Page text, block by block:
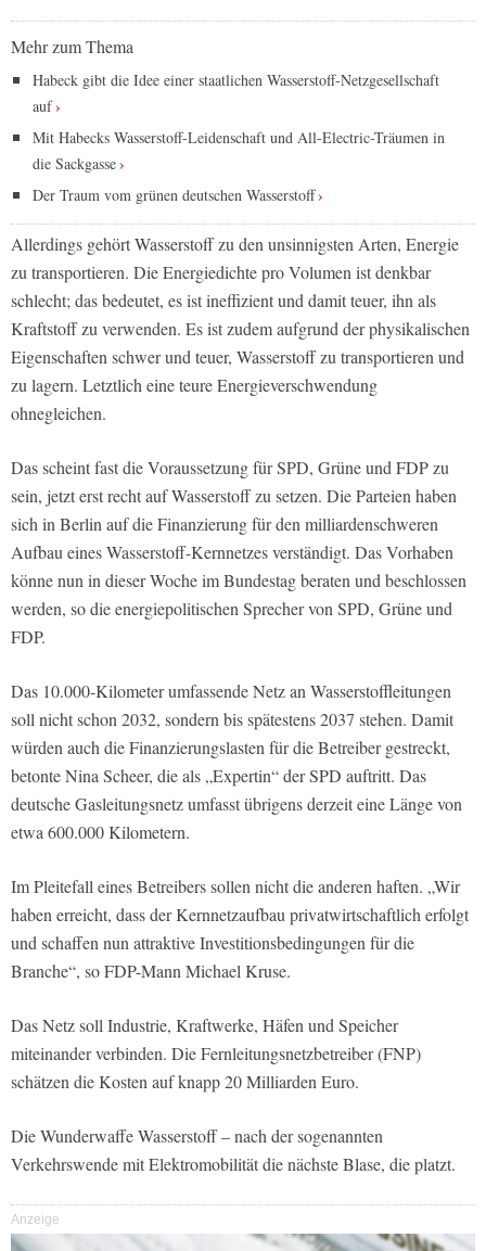
Mehr zum Thema
Habeck gibt die Idee einer staatlichen Wasserstoff-Netzgesellschaft
auf
Mit Habecks Wasserstoff-Leidenschaft und All-Electric-Träumen in
die Sackgasse
Der Traum vom grünen deutschen Wasserstoff
Allerdings gehört Wasserstoff zu den unsinnigsten Arten, Energie
zu transportieren. Die Energiedichte pro Volumen ist denkbar
schlecht; das bedeutet, es ist ineffizient und damit teuer, ihn als
Kraftstoff zu verwenden. Es ist zudem aufgrund der physikalischen
Eigenschaften schwer und teuer, Wasserstoff zu transportieren und
zu lagern. Letztlich eine teure Energieverschwendung
ohnegleichen.
Das scheint fast die Voraussetzung für SPD, Grüne und FDP zu
sein, jetzt erst recht auf Wasserstoff zu setzen. Die Parteien haben
sich in Berlin auf die Finanzierung für den milliardenschweren
Aufbau eines Wasserstoff-Kernnetzes verständigt. Das Vorhaben
könne nun in dieser Woche im Bundestag beraten und beschlossen
werden, so die energiepolitischen Sprecher von SPD, Grüne und
FDP.
Das 10.000-Kilometer umfassende Netz an Wasserstoffleitungen
soll nicht schon 2032, sondern bis spätestens 2037 stehen. Damit
würden auch die Finanzierungslasten für die Betreiber gestreckt,
betonte Nina Scheer, die als „Expertin“ der SPD auftritt. Das
deutsche Gasleitungsnetz umfasst übrigens derzeit eine Länge von
etwa 600.000 Kilometern.
Im Pleitefall eines Betreibers sollen nicht die anderen haften. „Wir
haben erreicht, dass der Kernnetzaufbau privatwirtschaftlich erfolgt
und schaffen nun attraktive Investitionsbedingungen für die
Branche“, so FDP-Mann Michael Kruse.
Das Netz soll Industrie, Kraftwerke, Häfen und Speicher
miteinander verbinden. Die Fernleitungsnetzbetreiber (FNP)
schätzen die Kosten auf knapp 20 Milliarden Euro.
Die Wunderwaffe Wasserstoff – nach der sogenannten
Verkehrswende mit Elektromobilität die nächste Blase, die platzt.
Anzeige